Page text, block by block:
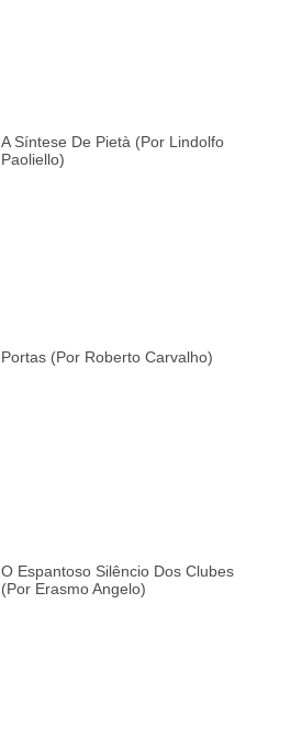
A Síntese De Pietà (por Lindolfo
Paoliello)
Portas (por Roberto Carvalho)
O Espantoso Silêncio Dos Clubes
(por Erasmo Angelo)